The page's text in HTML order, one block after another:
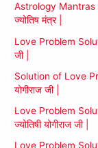
Astrology Mantras
ज्योतिष मंत्र |
Love Problem
जी |
Solution of Love
योगीराज जी |
Love Problem
ज्योतिषी योगीराज जी |
Love Problem